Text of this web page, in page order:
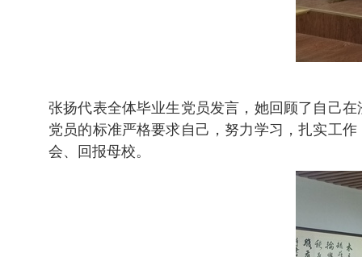
张扬代表全体毕业生党员发言，她回顾了自己
党员的标准严格要求自己，努力学习，扎实工
会、回报母校。